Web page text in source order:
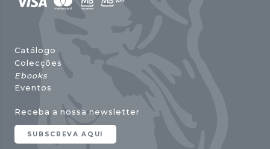
Catálogo
Colecções
Ebooks
Eventos
Receba a nossa newsletter
SUBSCREVA AQUI